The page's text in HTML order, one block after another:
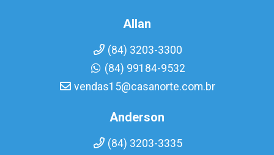
Allan
(84) 3203-3300
(84) 99184-9532
vendas15@casanorte.com.br
Anderson
(84) 3203-3335